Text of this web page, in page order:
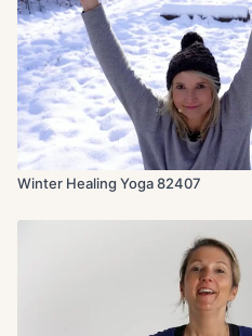
Winter Healing Yoga 82407